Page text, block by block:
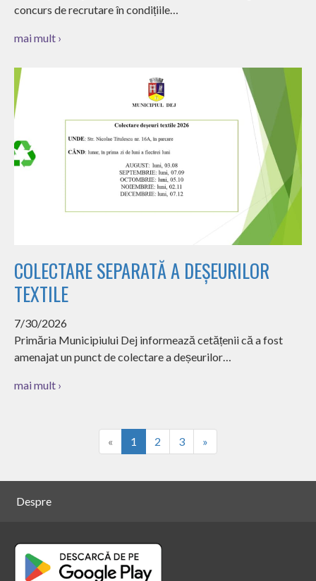
concurs de recrutare în condițiile…
mai mult ›
COLECTARE SEPARATĂ A DEȘEURILOR
TEXTILE
7/30/2026
Primăria Municipiului Dej informează cetățenii că a fost
amenajat un punct de colectare a deșeurilor…
mai mult ›
« 1 2 3 »
Despre